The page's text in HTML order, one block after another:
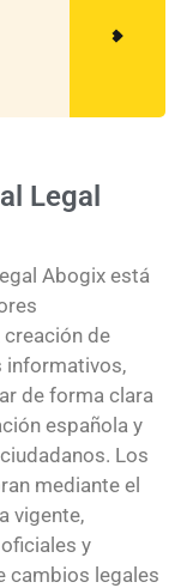
Legal
Abogix está
de
informativos,
de forma clara
española y
Los
mediante el
vigente,
y
cambios legales